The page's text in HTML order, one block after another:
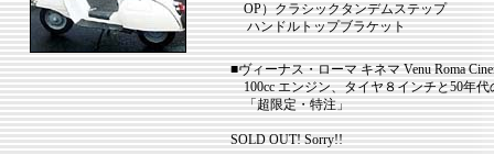
OP）クラシックタンデムステップ
ハンドルトップブラケット
■ヴィーナス・ローマ キネマ Venu Roma
100cc エンジン、タイヤ８インチと50年
「超限定・特注」
SOLD OUT! Sorry!!